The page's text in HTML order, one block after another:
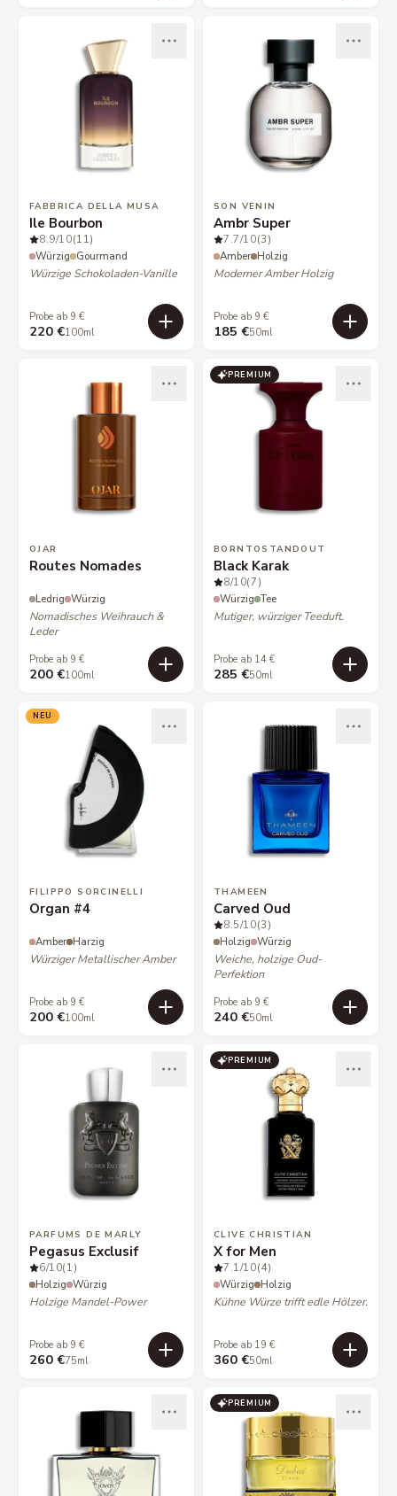
FABBRICA DELLA MUSA
Ile Bourbon
8.9/10(11)
Würzig Gourmand
Würzige Schokoladen-Vanille
Probe ab 9 €
220 €100ml
SON VENIN
Ambr Super
7.7/10(3)
Amber Holzig
Moderner Amber Holzig
Probe ab 9 €
185 €50ml
OJAR
Routes Nomades
Ledrig Würzig
Nomadisches Weihrauch &
Leder
Probe ab 9 €
200 €100ml
PREMIUM
BORNTOSTANDOUT
Black Karak
8/10(7)
Würzig Tee
Mutiger, würziger Teeduft.
Probe ab 14 €
285 €50ml
NEU
FILIPPO SORCINELLI
Organ #4
Amber Harzig
Würziger Metallischer Amber
Probe ab 9 €
200 €100ml
THAMEEN
Carved Oud
8.5/10(3)
Holzig Würzig
Weiche, holzige Oud-
Perfektion
Probe ab 9 €
240 €50ml
PARFUMS DE MARLY
Pegasus Exclusif
6/10(1)
Holzig Würzig
Holzige Mandel-Power
Probe ab 9 €
260 €75ml
PREMIUM
CLIVE CHRISTIAN
X for Men
7.1/10(4)
Würzig Holzig
Kühne Würze trifft edle Hölzer.
Probe ab 19 €
360 €50ml
PREMIUM